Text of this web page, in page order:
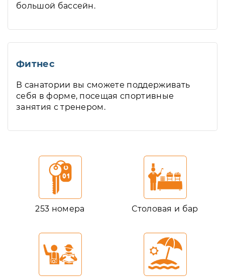
большой бассейн.
Фитнес
В санатории вы сможете поддерживать
себя в форме, посещая спортивные
занятия с тренером.
253 номера Столовая и бар